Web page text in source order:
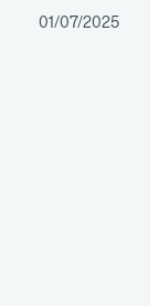
01/07/2025